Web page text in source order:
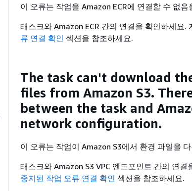
이 오류는 작업을 Amazon ECR에 연결할 수 없음
태스크와 Amazon ECR 간의 연결을 확인하세요.
류 연결 확인 섹션을 참조하세요.
The task can't download
files from Amazon S3.
between the task and
network configuration.
이 오류는 작업이 Amazon S3에서 환경 파일을
태스크와 Amazon S3 VPC 엔드포인트 간의 연
중지된 작업 오류 연결 확인 섹션을 참조하세요.